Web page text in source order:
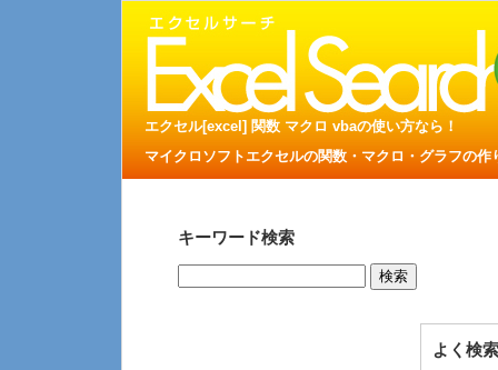
エクセル[excel] 関数 マクロ vbaの使い方なら！
マイクロソフトエクセルの関数・マクロ・グラフの
キーワード検索
よく検